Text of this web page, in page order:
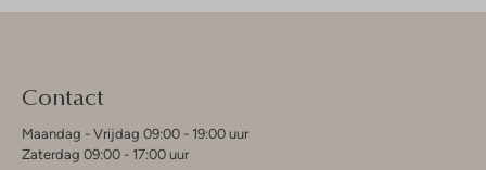
Contact
Maandag - Vrijdag 09:00 - 19:00 uur
Zaterdag 09:00 - 17:00 uur